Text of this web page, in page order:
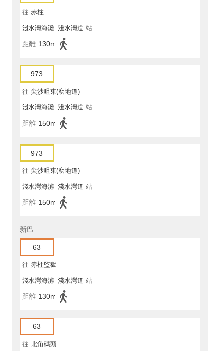
往 赤柱
淺水灣海灘, 淺水灣道 站
距離 130m
973
往 尖沙咀東(麼地道)
淺水灣海灘, 淺水灣道 站
距離 150m
973
往 尖沙咀東(麼地道)
淺水灣海灘, 淺水灣道 站
距離 150m
新巴
63
往 赤柱監獄
淺水灣海灘, 淺水灣道 站
距離 130m
63
往 北角碼頭